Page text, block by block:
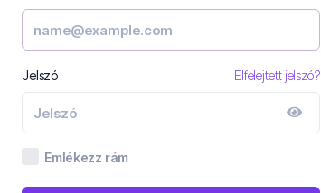
Jelszó Elfelejtett jelszó?
Emlékezz rám